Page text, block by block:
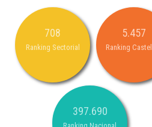
708
Ranking Sectorial
5.457
Ranking
397.690